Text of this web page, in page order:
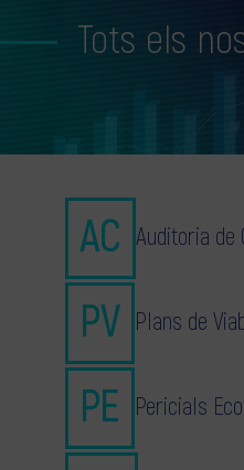
Tots els
Auditoria de
Plans de
Pericials